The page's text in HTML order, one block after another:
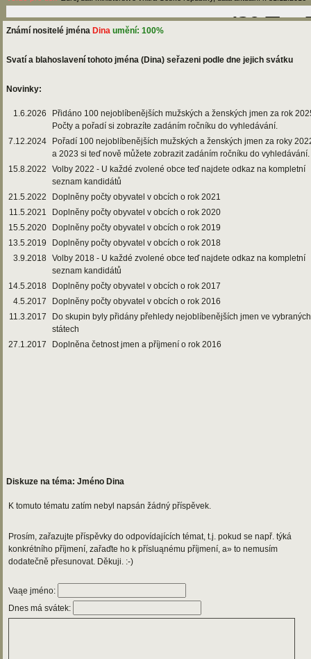
Známí nositelé jména Dina umění: 100%
Svatí a blahoslavení tohoto jména (Dina) seřazeni podle dne jejich svátku
Novinky:
1.6.2026
Přidáno 100 nejoblíbenějších mužských a ženských jmen za rok
Počty a pořadí si zobrazíte zadáním ročníku do vyhledávání.
7.12.2024
Pořadí 100 nejoblíbenějších mužských a ženských jmen za roky
a 2023 si teď nově můžete zobrazit zadáním ročníku do vyhledávání.
15.8.2022
Volby 2022 - U každé zvolené obce teď najdete odkaz na kompletní
seznam kandidátů
21.5.2022
Doplněny počty obyvatel v obcích o rok 2021
11.5.2021
Doplněny počty obyvatel v obcích o rok 2020
15.5.2020
Doplněny počty obyvatel v obcích o rok 2019
13.5.2019
Doplněny počty obyvatel v obcích o rok 2018
3.9.2018 Volby 2018 - U každé zvolené obce teď najdete odkaz na kompletní
seznam kandidátů
14.5.2018
Doplněny počty obyvatel v obcích o rok 2017
4.5.2017
Doplněny počty obyvatel v obcích o rok 2016
11.3.2017
Do skupin byly přidány přehledy nejoblíbenějších jmen ve vybraných
státech
27.1.2017
Doplněna četnost jmen a příjmení o rok 2016
Diskuze na téma: Jméno Dina
K tomuto tématu zatím nebyl napsán žádný příspěvek.
Prosím, zařazujte příspěvky do odpovídajících témat, t.j. pokud se např. týká
konkrétního příjmení, zařaďte ho k přísluąnému příjmení, a» to nemusím
dodatečně přesunovat. Děkuji. :-)
Vaąe jméno:
Dnes má svátek: